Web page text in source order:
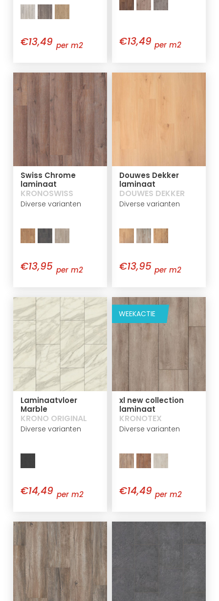
€13,49 per m2 €13,49 per m2
Swiss Chrome
laminaat
KRONOSWISS
Diverse varianten
€13,95 per m2
Douwes Dekker
laminaat
DOUWES DEKKER
Diverse varianten
€13,95 per m2
Laminaatvloer
Marble
KRONO ORIGINAL
Diverse varianten
€14,49 per m2
WEEKACTIE
xl new collection
laminaat
KRONOTEX
Diverse varianten
€14,49 per m2